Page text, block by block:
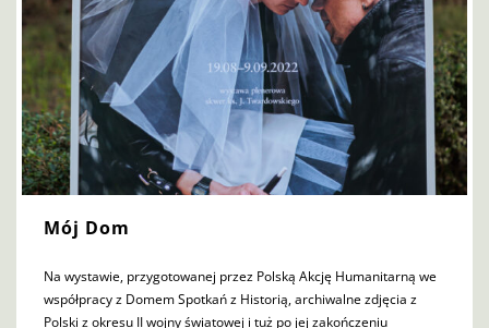
Mój Dom
Na wystawie, przygotowanej przez Polską Akcję Humanitarną we
współpracy z Domem Spotkań z Historią, archiwalne zdjęcia z
Polski z okresu II wojny światowej i tuż po jej zakończeniu